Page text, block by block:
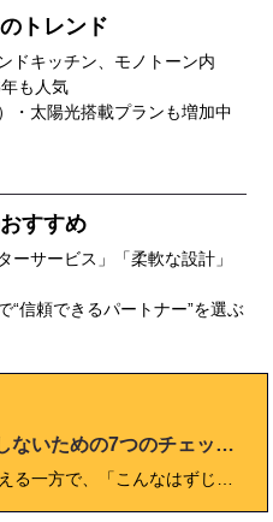
トレンド
ドキッチン、モノトーン内
も人気
・太陽光搭載プランも増加中
すすめ
ーサービス」「柔軟な設計」
“信頼できるパートナー”を選ぶ
地元工務店に依頼して後悔しないための7つのチェックポイント
地元工務店で家を建てる人が増える一方で、「こんなはずじゃなかった…」という後悔やトラブルも年々目立つようになっています。 このブログでは、現場の実体験や専門家の声をもとに、地元工務店に依頼して後悔しないための“7つのチェックポイント”を徹底解説。会社選びから見積もり・契約・アフターサービスまで、よくある失敗例や比較のコツ、現場の裏側まで分かりやすくまとめました。 安心して理想の住まいを実現するために、家づくり初心者でもすぐ役立つ“まとめサイト型”の完全保存版ガイドです。